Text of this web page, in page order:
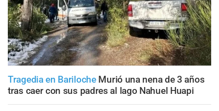
Tragedia en Bariloche Murió una nena de 3 años
tras caer con sus padres al lago Nahuel Huapi